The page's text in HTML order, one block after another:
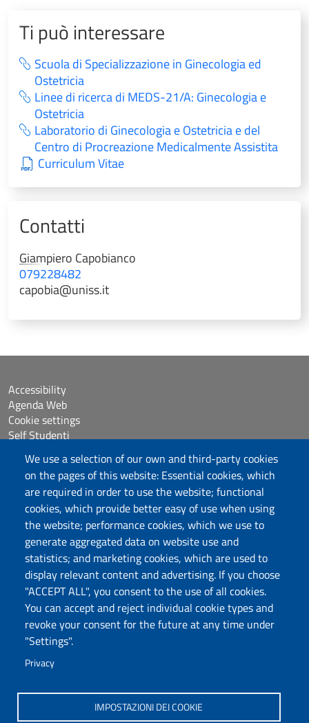
We use a selection of our own and third-party cookies
on the pages of this website: Essential cookies, which
are required in order to use the website; functional
cookies, which provide better easy of use when using
the website; performance cookies, which we use to
generate aggregated data on website use and
statistics; and marketing cookies, which are used to
display relevant content and advertising. If you choose
"ACCEPT ALL", you consent to the use of all cookies.
You can accept and reject individual cookie types and
revoke your consent for the future at any time under
"Settings".
Privacy
IMPOSTAZIONI DEI COOKIE
Ti può interessare
Scuola di Specializzazione in Ginecologia ed
Ostetricia
Linee di ricerca di MEDS-21/A: Ginecologia e
Ostetricia
Laboratorio di Ginecologia e Ostetricia e del
Centro di Procreazione Medicalmente Assistita
Curriculum Vitae
Contatti
Giampiero Capobianco
079228482
capobia@uniss.it
Università degli Studi di Sassari
Dipartimento di Medicina, Chirurgia e Farmacia
www.uniss.it
Accessibility
Agenda Web
Cookie settings
Self Studenti
eUniss
Assicurazione della Qualità
Calls
Dichiarazione di accessibilità
Posta elettronica @uniss.it
Protocollo
Follow us